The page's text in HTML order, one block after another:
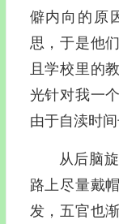
僻内向的原
思，于是他
且学校里的
光针对我一
由于自渎时间
从后脑
路上尽量戴
发，五官也